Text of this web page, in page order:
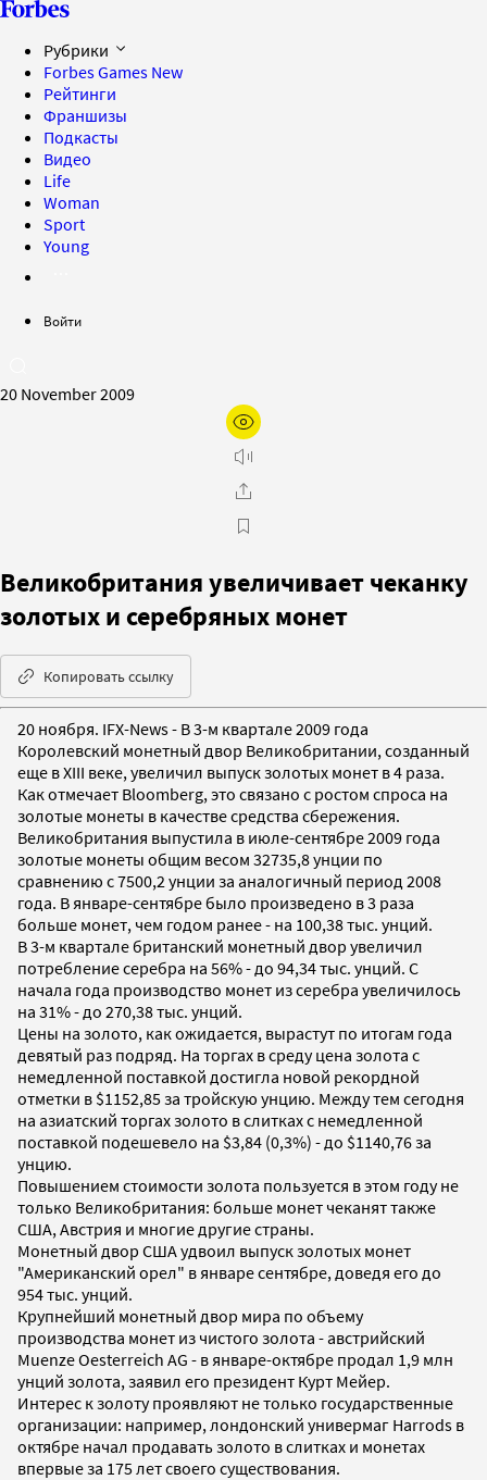
Рубрики
Forbes Games New
Рейтинги
Франшизы
Подкасты
Видео
Life
Woman
Sport
Young
Войти
20 November 2009
Великобритания увеличивает чеканку
золотых и серебряных монет
Копировать ссылку
20 ноября. IFX-News - В 3-м квартале 2009 года
Королевский монетный двор Великобритании, созданный
еще в XIII веке, увеличил выпуск золотых монет в 4 раза.
Как отмечает Bloomberg, это связано с ростом спроса на
золотые монеты в качестве средства сбережения.
Великобритания выпустила в июле-сентябре 2009 года
золотые монеты общим весом 32735,8 унции по
сравнению с 7500,2 унции за аналогичный период 2008
года. В январе-сентябре было произведено в 3 раза
больше монет, чем годом ранее - на 100,38 тыс. унций.
В 3-м квартале британский монетный двор увеличил
потребление серебра на 56% - до 94,34 тыс. унций. С
начала года производство монет из серебра увеличилось
на 31% - до 270,38 тыс. унций.
Цены на золото, как ожидается, вырастут по итогам года
девятый раз подряд. На торгах в среду цена золота с
немедленной поставкой достигла новой рекордной
отметки в $1152,85 за тройскую унцию. Между тем сегодня
на азиатский торгах золото в слитках с немедленной
поставкой подешевело на $3,84 (0,3%) - до $1140,76 за
унцию.
Повышением стоимости золота пользуется в этом году не
только Великобритания: больше монет чеканят также
США, Австрия и многие другие страны.
Монетный двор США удвоил выпуск золотых монет
"Американский орел" в январе сентябре, доведя его до
954 тыс. унций.
Крупнейший монетный двор мира по объему
производства монет из чистого золота - австрийский
Muenze Oesterreich AG - в январе-октябре продал 1,9 млн
унций золота, заявил его президент Курт Мейер.
Интерес к золоту проявляют не только государственные
организации: например, лондонский универмаг Harrods в
октябре начал продавать золото в слитках и монетах
впервые за 175 лет своего существования.